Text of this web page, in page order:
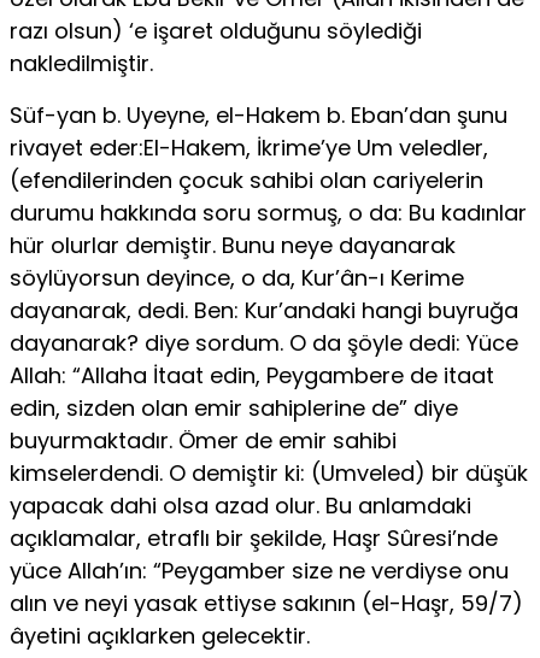
razı olsun) ‘e işaret olduğunu söylediği
nakledilmiştir.
Süf-yan b. Uyeyne, el-Hakem b. Eban’dan şunu
rivayet eder:El-Hakem, İkrime’ye Um veledler,
(efendilerinden çocuk sahibi olan cariyelerin
durumu hakkın­da soru sormuş, o da: Bu kadınlar
hür olurlar demiştir. Bunu neye dayana­rak
söylüyorsun deyince, o da, Kur’ân-ı Kerime
dayanarak, dedi. Ben: Kur’andaki hangi buyruğa
dayanarak? diye sordum. O da şöyle dedi: Yüce
Allah: “Allaha İtaat edin, Peygambere de itaat
edin, sizden olan emir sa­hiplerine de” diye
buyurmaktadır. Ömer de emir sahibi
kimselerdendi. O de­miştir ki: (Umveled) bir düşük
yapacak dahi olsa azad olur. Bu anlamdaki
açıklamalar, etraflı bir şekilde, Haşr Sûresi’nde
yüce Allah’ın: “Peygamber si­ze ne verdiyse onu
alın ve neyi yasak ettiyse sakının (el-Haşr, 59/7)
âyeti­ni açıklarken gelecektir.